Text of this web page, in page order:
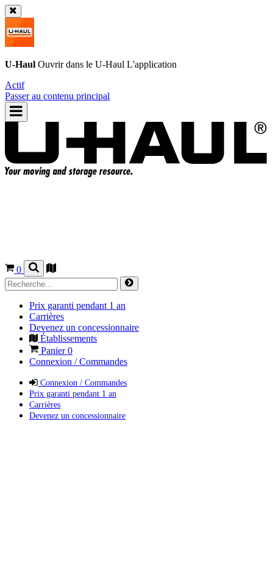
U-Haul Ouvrir dans le U-Haul L'application
Actif
Passer au contenu principal
0
Prix garanti pendant 1 an
Carrières
Devenez un concessionnaire
Établissements
Panier0
Connexion / Commandes
Connexion / Commandes
Prix garanti pendant 1 an
Carrières
Devenez un concessionnaire